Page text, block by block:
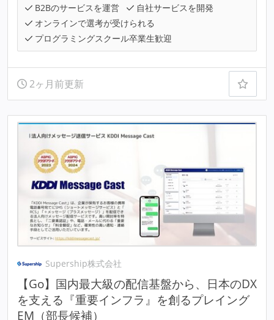
B2Bのサービスを運営
自社サービスを開発
オンラインで選考が受けられる
プログラミングスクール卒業生歓迎
2ヶ月前更新
Supership株式会社
【Go】国内最大級の配信基盤から、日本のDX
を支える『重要インフラ』を創るプレイング
EM（部長候補）